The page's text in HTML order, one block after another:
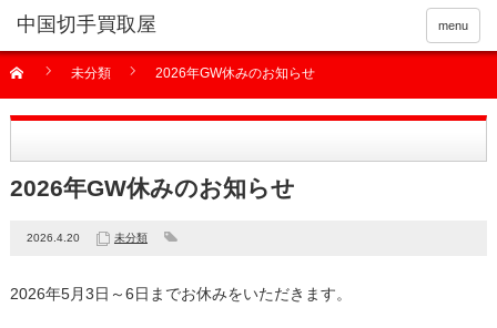
menu
未分類 2026年GW休みのお知らせ
2026年GW休みのお知らせ
2026.4.20 未分類
2026年5月3日～6日までお休みをいただきます。